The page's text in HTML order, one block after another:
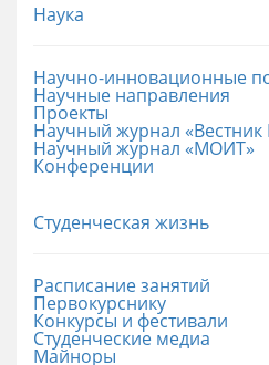
Наука
Научно-инновационные
Научные направления
Проекты
Научный журнал «Вестник
Научный журнал «МОИТ»
Конференции
Студенческая жизнь
Расписание занятий
Первокурснику
Конкурсы и фестивали
Студенческие медиа
Майноры